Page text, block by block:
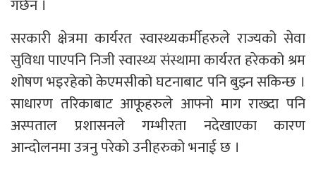
गर्छन ।
सरकारी क्षेत्रमा कार्यरत स्वास्थ्यकर्मीहरुले राज्यको सेवा
सुविधा पाएपनि निजी स्वास्थ्य संस्थामा कार्यरत हरेकको श्रम
शोषण भइरहेको केएमसीको घटनाबाट पनि बुझ्न सकिन्छ ।
साधारण तरिकाबाट आफूहरुले आफ्नो माग राख्दा पनि
अस्पताल प्रशासनले गम्भीरता नदेखाएका कारण
आन्दोलनमा उत्रनु परेको उनीहरुको भनाई छ ।